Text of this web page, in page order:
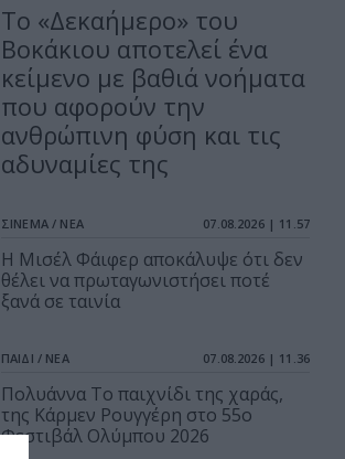
Το «Δεκαήμερο» του
Βοκάκιου αποτελεί ένα
κείμενο με βαθιά νοήματα
που αφορούν την
ανθρώπινη φύση και τις
αδυναμίες της
ΣΙΝΕΜΑ / ΝΕΑ 07.08.2026 | 11.57
Η Μισέλ Φάιφερ αποκάλυψε ότι δεν
θέλει να πρωταγωνιστήσει ποτέ
ξανά σε ταινία
ΠΑΙΔΙ / ΝΕΑ 07.08.2026 | 11.36
Πολυάννα Το παιχνίδι της χαράς,
της Κάρμεν Ρουγγέρη στο 55ο
Φεστιβάλ Ολύμπου 2026